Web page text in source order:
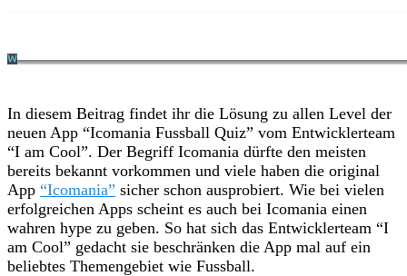
In diesem Beitrag findet ihr die Lösung zu allen Level der
neuen App “Icomania Fussball Quiz” vom Entwicklerteam
“I am Cool”. Der Begriff Icomania dürfte den meisten
bereits bekannt vorkommen und viele haben die original
App “Icomania” sicher schon ausprobiert. Wie bei vielen
erfolgreichen Apps scheint es auch bei Icomania einen
wahren hype zu geben. So hat sich das Entwicklerteam “I
am Cool” gedacht sie beschränken die App mal auf ein
beliebtes Themengebiet wie Fussball.